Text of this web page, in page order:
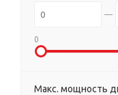
0
Макс. мощность